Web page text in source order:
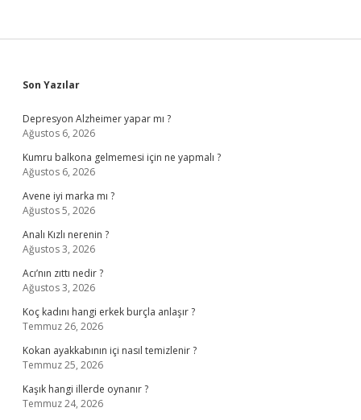
Sidebar
Son Yazılar
Depresyon Alzheimer yapar mı ?
Ağustos 6, 2026
Kumru balkona gelmemesi için ne yapmalı ?
Ağustos 6, 2026
Avene iyi marka mı ?
Ağustos 5, 2026
Analı Kızlı nerenin ?
Ağustos 3, 2026
Acı’nın zıttı nedir ?
Ağustos 3, 2026
Koç kadını hangi erkek burçla anlaşır ?
Temmuz 26, 2026
Kokan ayakkabının içi nasıl temizlenir ?
Temmuz 25, 2026
Kaşık hangi illerde oynanır ?
Temmuz 24, 2026